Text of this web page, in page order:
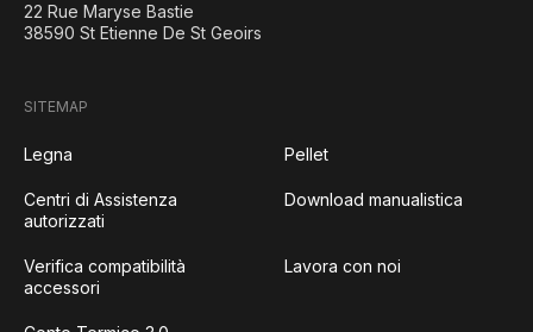
22 Rue Maryse Bastie
38590 St Etienne De St Geoirs
SITEMAP
Legna Pellet
Centri di Assistenza
autorizzati
Download manualistica
Verifica compatibilità
accessori
Lavora con noi